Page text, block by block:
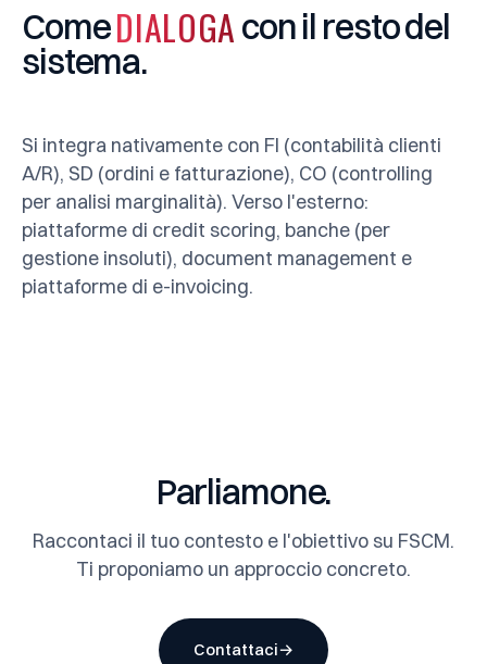
ComeDIALOGA conil restodel
sistema.
Si integra nativamente con FI (contabilità clienti
A/R), SD (ordini e fatturazione), CO (controlling
per analisi marginalità). Verso l'esterno:
piattaforme di credit scoring, banche (per
gestione insoluti), document management e
piattaforme di e-invoicing.
Parliamone.
Raccontaci il tuo contesto e l'obiettivo su FSCM.
Ti proponiamo un approccio concreto.
Contattaci→